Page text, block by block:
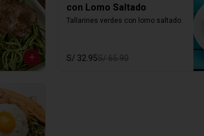
con Lomo Saltado
Tallarines verdes con lomo saltado.
S/ 32.95S/ 65.90